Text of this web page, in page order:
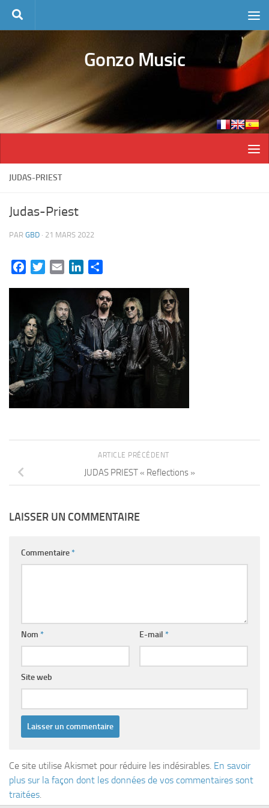
Skip to content
Gonzo Music
JUDAS-PRIEST
Judas-Priest
PAR GBD · 21 MARS 2022
FacebookTwitterEmail LinkedIn
ARTICLE PRÉCÉDENT
JUDAS PRIEST « Reflections »
LAISSER UN COMMENTAIRE
Commentaire*
Nom * E-mail *
Site web
Ce site utilise Akismet pour réduire les indésirables. En savoir
plus sur la façon dont les données de vos commentaires sont
traitées.